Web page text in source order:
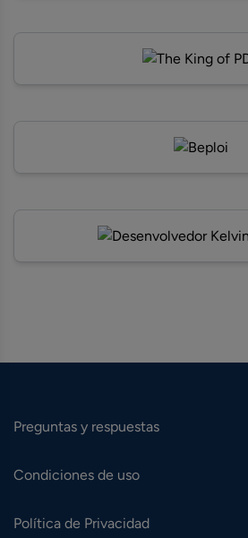
Preguntas y respuestas
Condiciones de uso
Política de Privacidad